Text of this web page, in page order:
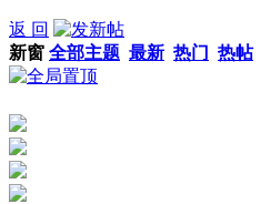
返 回
新窗 全部主题 最新 热门 热帖